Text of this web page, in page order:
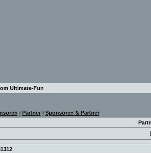
Ultimate-Fun
| Partner| Sponsoren & Partner